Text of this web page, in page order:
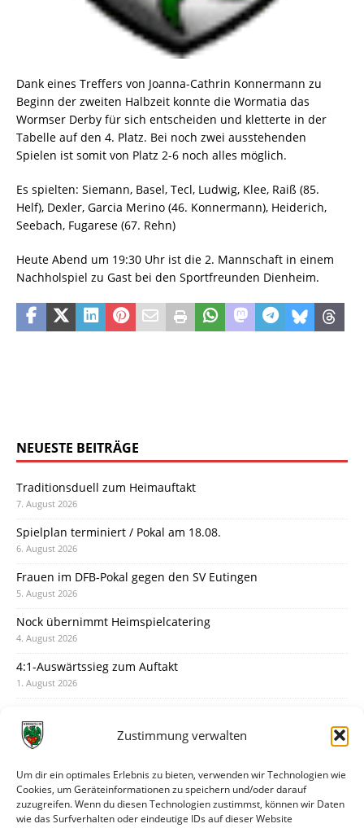
Zustimmung verwalten
Um dir ein optimales Erlebnis zu bieten, verwenden wir Technologien wie
Cookies, um Geräteinformationen zu speichern und/oder darauf
zuzugreifen. Wenn du diesen Technologien zustimmst, können wir Daten
wie das Surfverhalten oder eindeutige IDs auf dieser Website
Dank eines Treffers von Joanna-Cathrin Konnermann zu
Beginn der zweiten Halbzeit konnte die Wormatia das
Wormser Derby für sich entscheiden und kletterte in der
Tabelle auf den 4. Platz. Bei noch zwei ausstehenden
Spielen ist somit von Platz 2-6 noch alles möglich.
Es spielten: Siemann, Basel, Tecl, Ludwig, Klee, Raiß (85.
Helf), Dexler, Garcia Merino (46. Konnermann), Heiderich,
Seebach, Fugarese (67. Rehn)
Heute Abend um 19:30 Uhr ist die 2. Mannschaft in einem
Nachholspiel zu Gast bei den Sportfreunden Dienheim.
NEUESTE BEITRÄGE
Traditionsduell zum Heimauftakt
7. August 2026
Spielplan terminiert / Pokal am 18.08.
6. August 2026
Frauen im DFB-Pokal gegen den SV Eutingen
5. August 2026
Nock übernimmt Heimspielcatering
4. August 2026
4:1-Auswärtssieg zum Auftakt
1. August 2026
31. Juli 2026
30. Juli 2026
Deine Spielminute: 89+1
28. Juli 2026